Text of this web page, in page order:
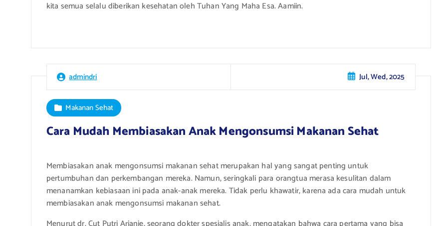
kita semua selalu diberikan kesehatan oleh Tuhan Yang Maha Esa. Aamiin.
admindri Jul, Wed, 2025
Makanan Sehat
Cara Mudah Membiasakan Anak Mengonsumsi Makanan Sehat
Membiasakan anak mengonsumsi makanan sehat merupakan hal yang sangat penting untuk
pertumbuhan dan perkembangan mereka. Namun, seringkali para orangtua merasa kesulitan dalam
menanamkan kebiasaan ini pada anak-anak mereka. Tidak perlu khawatir, karena ada cara mudah untuk
membiasakan anak mengonsumsi makanan sehat.